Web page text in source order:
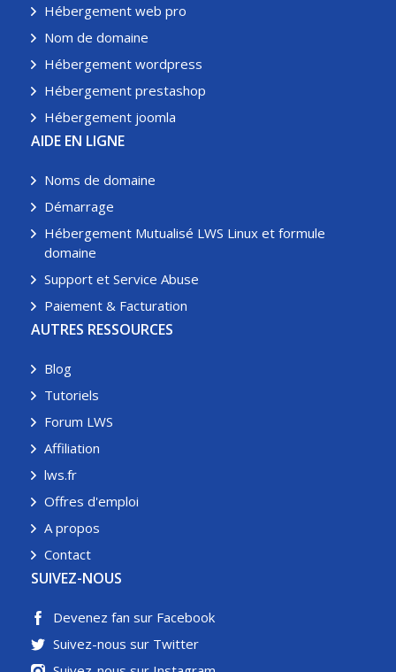
Hébergement web pro
Nom de domaine
Hébergement wordpress
Hébergement prestashop
Hébergement joomla
AIDE EN LIGNE
Noms de domaine
Démarrage
Hébergement Mutualisé LWS Linux et formule
domaine
Support et Service Abuse
Paiement & Facturation
AUTRES RESSOURCES
Blog
Tutoriels
Forum LWS
Affiliation
lws.fr
Offres d'emploi
A propos
Contact
SUIVEZ-NOUS
Devenez fan sur Facebook
Suivez-nous sur Twitter